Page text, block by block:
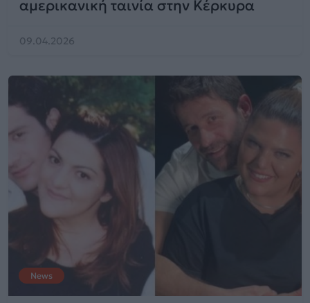
αμερικανική ταινία στην Κέρκυρα
09.04.2026
News